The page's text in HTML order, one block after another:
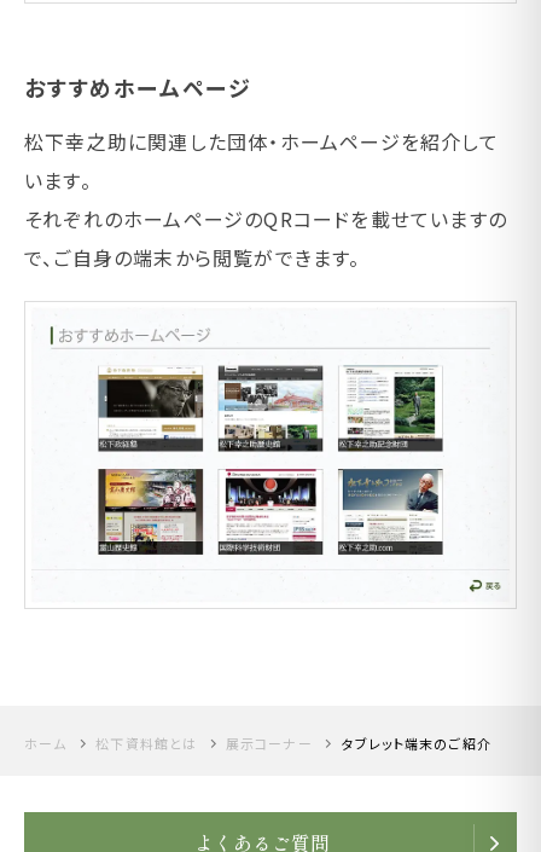
おすすめホームページ
松下幸之助に関連した団体・ホームページを紹介して
います。
それぞれのホームページのQRコードを載せていますの
で、ご自身の端末から閲覧ができます。
ホーム 松下資料館とは 展示コーナー タブレット端末のご紹介
よくあるご質問